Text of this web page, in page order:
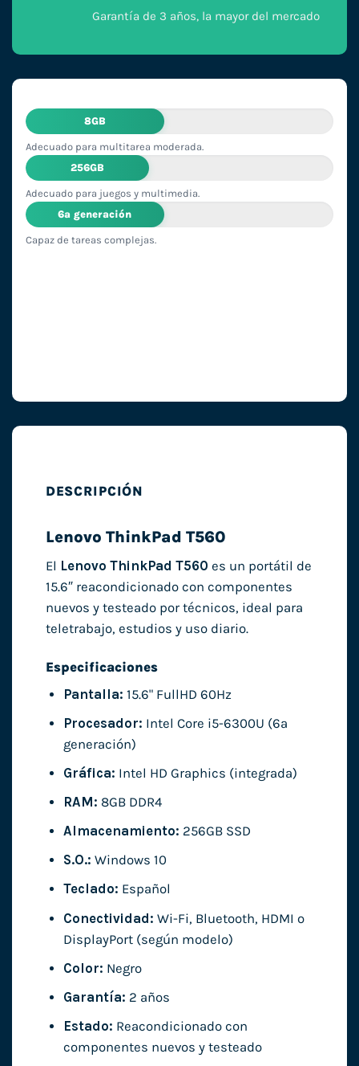
Garantía de 3 años, la mayor del mercado
8GB
Adecuado para multitarea moderada.
256GB
Adecuado para juegos y multimedia.
6ª generación
Capaz de tareas complejas.
DESCRIPCIÓN
Lenovo ThinkPad T560
El Lenovo ThinkPad T560 es un portátil de
15.6″ reacondicionado con componentes
nuevos y testeado por técnicos, ideal para
teletrabajo, estudios y uso diario.
Especificaciones
Pantalla: 15.6" FullHD 60Hz
Procesador: Intel Core i5-6300U (6ª
generación)
Gráfica: Intel HD Graphics (integrada)
RAM: 8GB DDR4
Almacenamiento: 256GB SSD
S.O.: Windows 10
Teclado: Español
Conectividad: Wi-Fi, Bluetooth, HDMI o
DisplayPort (según modelo)
Color: Negro
Garantía: 2 años
Estado: Reacondicionado con
componentes nuevos y testeado